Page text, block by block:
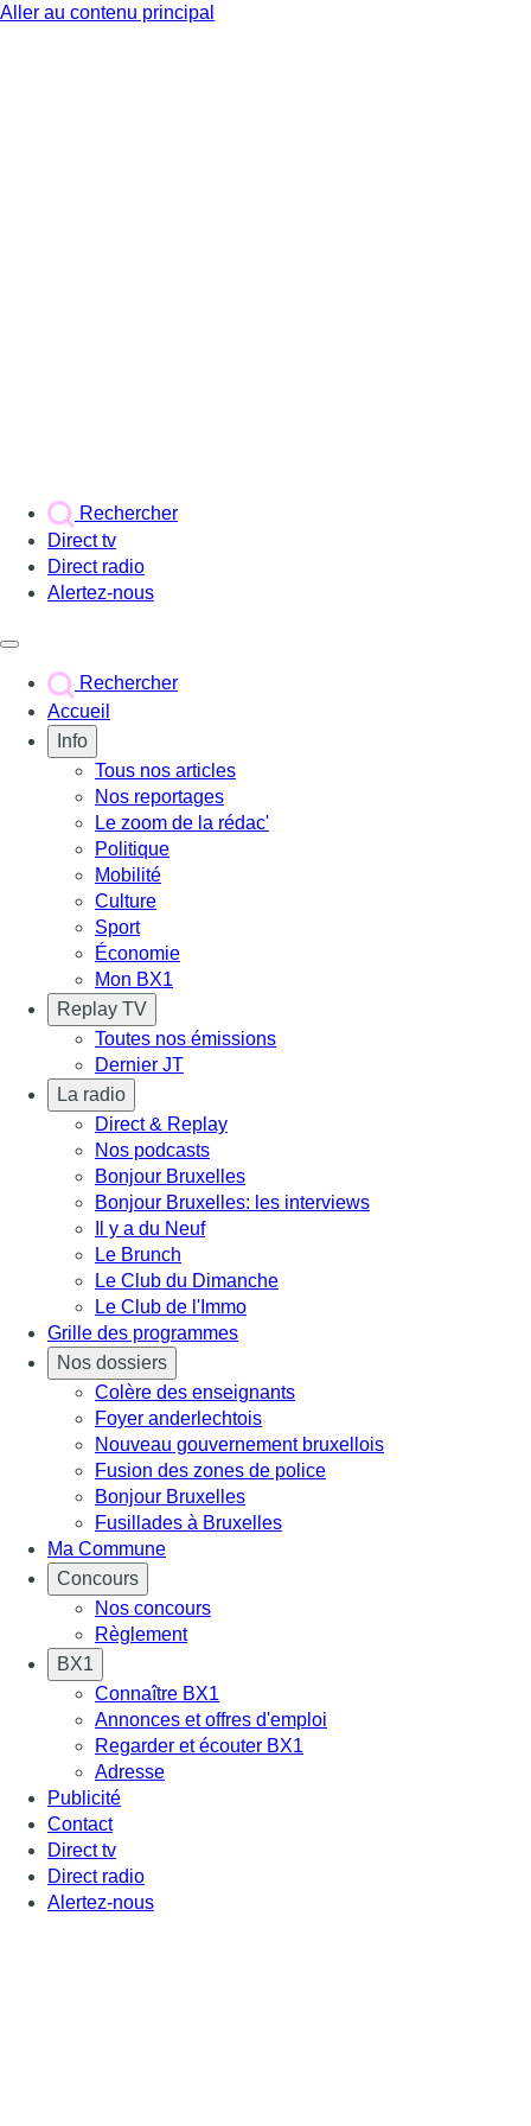
Aller au contenu principal
Rechercher
Direct tv
Direct radio
Alertez-nous
Rechercher
Accueil
Info
Tous nos articles
Nos reportages
Le zoom de la rédac'
Politique
Mobilité
Culture
Sport
Économie
Mon BX1
Replay TV
Toutes nos émissions
Dernier JT
La radio
Direct & Replay
Nos podcasts
Bonjour Bruxelles
Bonjour Bruxelles: les interviews
Il y a du Neuf
Le Brunch
Le Club du Dimanche
Le Club de l'Immo
Grille des programmes
Nos dossiers
Colère des enseignants
Foyer anderlechtois
Nouveau gouvernement bruxellois
Fusion des zones de police
Bonjour Bruxelles
Fusillades à Bruxelles
Ma Commune
Concours
Nos concours
Règlement
BX1
Connaître BX1
Annonces et offres d'emploi
Regarder et écouter BX1
Adresse
Publicité
Contact
Direct tv
Direct radio
Alertez-nous